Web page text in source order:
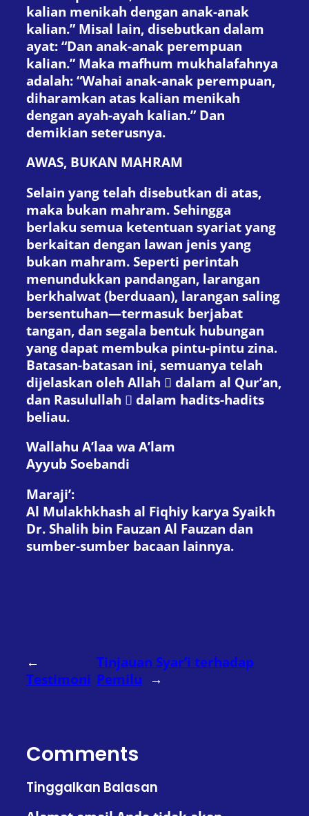
kalian menikah dengan anak-anak
kalian.” Misal lain, disebutkan dalam
ayat: “Dan anak-anak perempuan
kalian.” Maka mafhum mukhalafahnya
adalah: “Wahai anak-anak perempuan,
diharamkan atas kalian menikah
dengan ayah-ayah kalian.” Dan
demikian seterusnya.
AWAS, BUKAN MAHRAM
Selain yang telah disebutkan di atas,
maka bukan mahram. Sehingga
berlaku semua ketentuan syariat yang
berkaitan dengan lawan jenis yang
bukan mahram. Seperti perintah
menundukkan pandangan, larangan
berkhalwat (berduaan), larangan saling
bersentuhan—termasuk berjabat
tangan, dan segala bentuk hubungan
yang dapat membuka pintu-pintu zina.
Batasan-batasan ini, semuanya telah
dijelaskan oleh Allah  dalam al Qur’an,
dan Rasulullah  dalam hadits-hadits
beliau.
Wallahu A’laa wa A’lam
Ayyub Soebandi
Maraji’:
Al Mulakhkhash al Fiqhiy karya Syaikh
Dr. Shalih bin Fauzan Al Fauzan dan
sumber-sumber bacaan lainnya.
←
Testimoni
Tinjauan Syar’i terhadap
Pemilu →
Comments
Tinggalkan Balasan